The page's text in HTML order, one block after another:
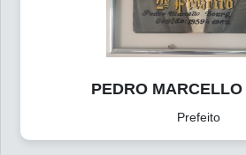
PEDRO
Prefeito